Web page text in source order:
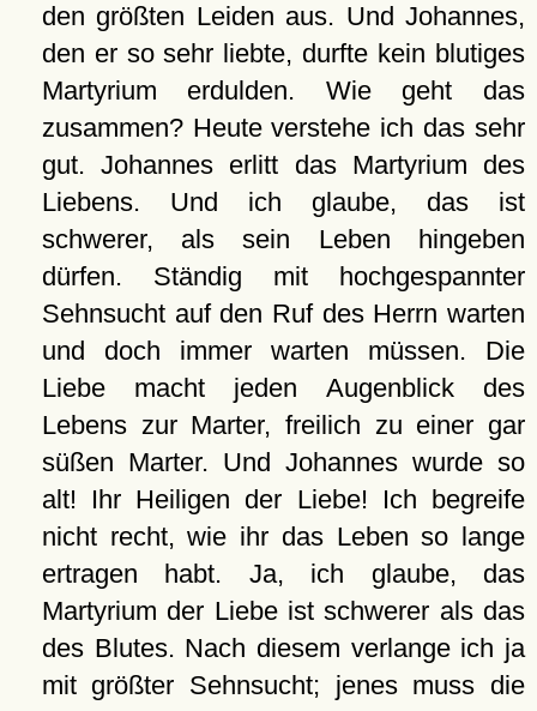
den größten Leiden aus. Und Johannes,
den er so sehr liebte, durfte kein blutiges
Martyrium erdulden. Wie geht das
zusammen? Heute verstehe ich das sehr
gut. Johannes erlitt das Martyrium des
Liebens. Und ich glaube, das ist
schwerer, als sein Leben hingeben
dürfen. Ständig mit hochgespannter
Sehnsucht auf den Ruf des Herrn warten
und doch immer warten müssen. Die
Liebe macht jeden Augenblick des
Lebens zur Marter, freilich zu einer gar
süßen Marter. Und Johannes wurde so
alt! Ihr Heiligen der Liebe! Ich begreife
nicht recht, wie ihr das Leben so lange
ertragen habt. Ja, ich glaube, das
Martyrium der Liebe ist schwerer als das
des Blutes. Nach diesem verlange ich ja
mit größter Sehnsucht; jenes muss die